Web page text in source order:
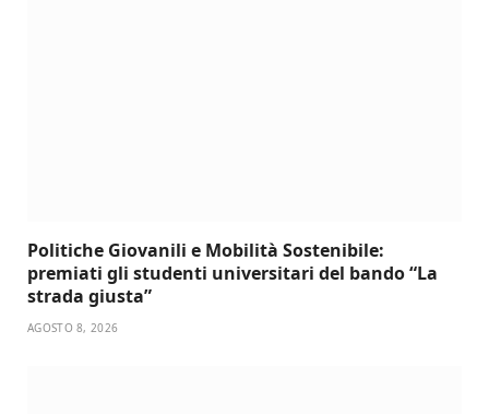
Politiche Giovanili e Mobilità Sostenibile:
premiati gli studenti universitari del bando “La
strada giusta”
AGOSTO 8, 2026